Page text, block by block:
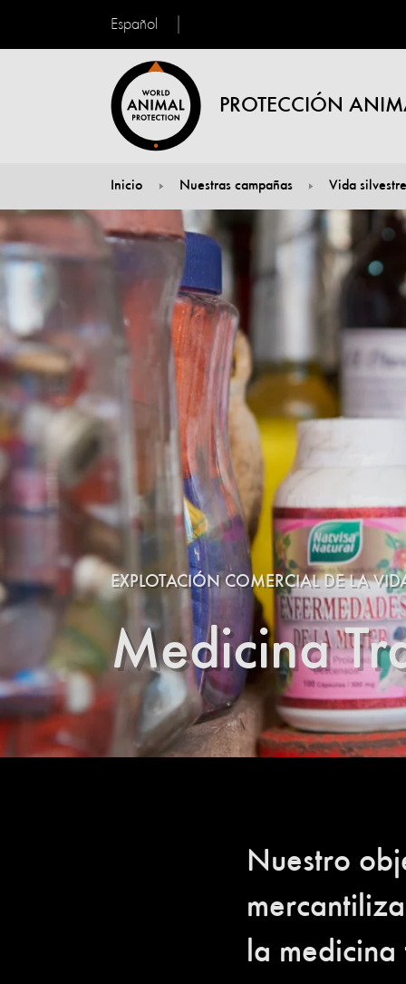
Español
PROTECCIÓN
Inicio Nuestras campañas Vida silvestre
Medicina
EXPLOTACIÓN COMERCIAL DE LA
Nuestro
la medicina